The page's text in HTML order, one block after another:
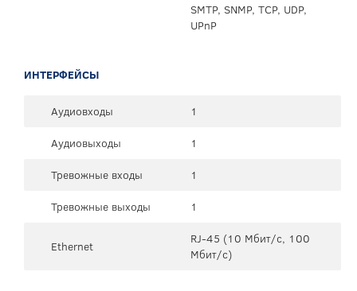
SMTP, SNMP, TCP, UDP,
UPnP
ИНТЕРФЕЙСЫ
Аудиовходы
1
Аудиовыходы
1
Тревожные входы
1
Тревожные выходы
1
Ethernet
RJ-45 (10 Мбит/с, 100
Мбит/с)